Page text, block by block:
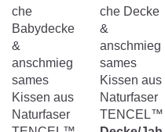
che
Babydecke
&
anschmieg
sames
Kissen aus
Naturfaser
che Decke
&
anschmieg
sames
Kissen aus
Naturfaser
TENCEL™